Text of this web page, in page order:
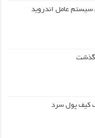
عامل اندروید
کیف‌ پول سرد